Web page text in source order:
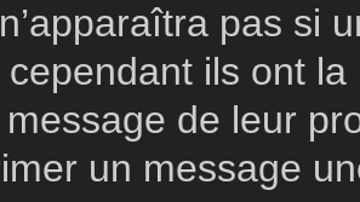
pas si
ils ont
de leur
un message